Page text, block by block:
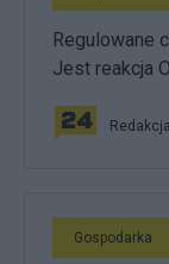
Regulowane
Jest reakcja
Redakcja
Gospodarka